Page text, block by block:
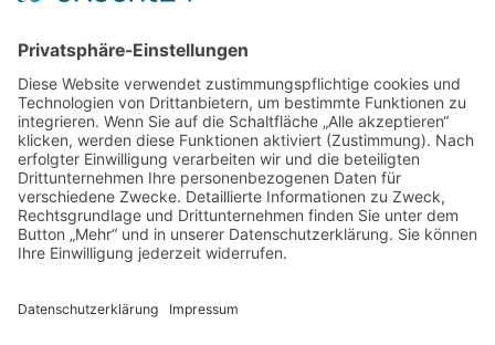
GUTE BEISPIELE - GUTE PFLEGE: DHZB
IM GESPRÄCH MIT... PEGGY SCHUMACHER,
PFLEGEFACHKRAFT IN DER CARITAS-KLINIK MARIA
HEIMSUCHUNG